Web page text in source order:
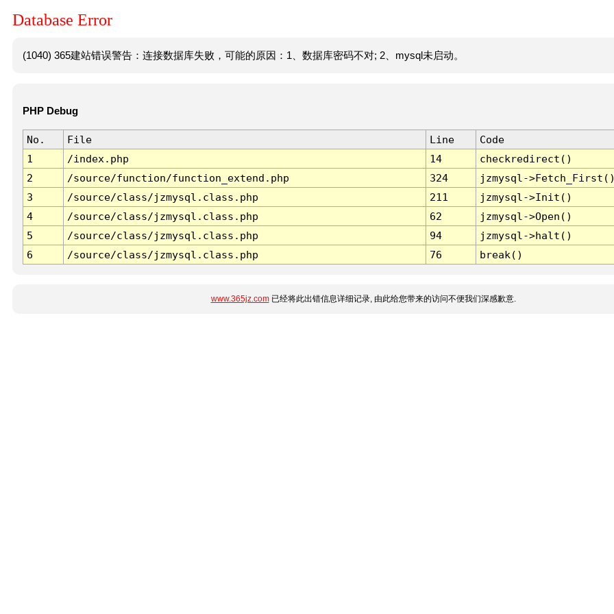
Database Error
(1040) 365建站错误警告：连接数据库失败，可能的原因：1、数据库密码不对; 2、mysql未启动。
PHP Debug
No. File Line
Code
1
/index.php 14
checkredirect()
2
/source/function/function_extend.php 324
jzmysql-
3
/source/class/jzmysql.class.php 211
jzmysql->Init()
4
/source/class/jzmysql.class.php 62
jzmysql->Open()
5
/source/class/jzmysql.class.php 94
jzmysql->halt()
6
/source/class/jzmysql.class.php 76 break()
www.365jz.com已经将此出错信息详细记录, 由此给您带来的访问不便我们深感歉意.